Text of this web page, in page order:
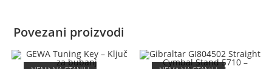
Povezani proizvodi